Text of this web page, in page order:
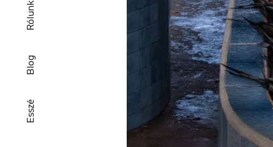
Esszé
Blog
Rólunk